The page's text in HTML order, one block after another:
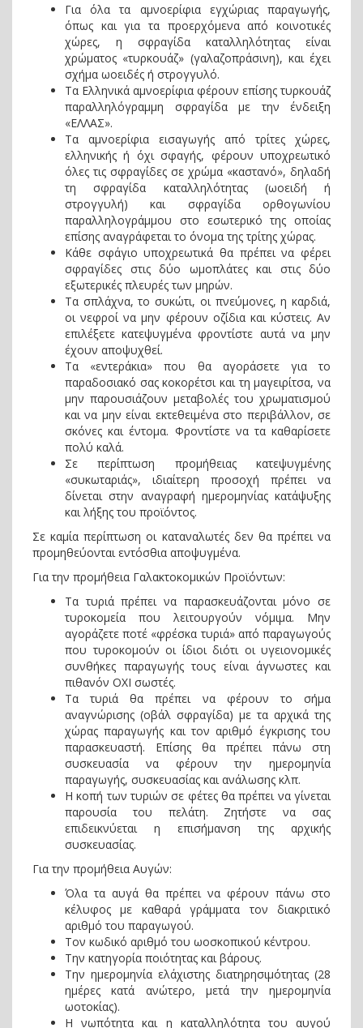
Για όλα τα αμνοερίφια εγχώριας παραγωγής,
όπως και για τα προερχόμενα από κοινοτικές
χώρες, η σφραγίδα καταλληλότητας είναι
χρώματος «τυρκουάζ» (γαλαζοπράσινη), και έχει
σχήμα ωοειδές ή στρογγυλό.
Τα Ελληνικά αμνοερίφια φέρουν επίσης τυρκουάζ
παραλληλόγραμμη σφραγίδα με την ένδειξη
«ΕΛΛΑΣ».
Τα αμνοερίφια εισαγωγής από τρίτες χώρες,
ελληνικής ή όχι σφαγής, φέρουν υποχρεωτικό
όλες τις σφραγίδες σε χρώμα «καστανό», δηλαδή
τη σφραγίδα καταλληλότητας (ωοειδή ή
στρογγυλή) και σφραγίδα ορθογωνίου
παραλληλογράμμου στο εσωτερικό της οποίας
επίσης αναγράφεται το όνομα της τρίτης χώρας.
Κάθε σφάγιο υποχρεωτικά θα πρέπει να φέρει
σφραγίδες στις δύο ωμοπλάτες και στις δύο
εξωτερικές πλευρές των μηρών.
Τα σπλάχνα, το συκώτι, οι πνεύμονες, η καρδιά,
οι νεφροί να μην φέρουν οζίδια και κύστεις. Αν
επιλέξετε κατεψυγμένα φροντίστε αυτά να μην
έχουν αποψυχθεί.
Τα «εντεράκια» που θα αγοράσετε για το
παραδοσιακό σας κοκορέτσι και τη μαγειρίτσα, να
μην παρουσιάζουν μεταβολές του χρωματισμού
και να μην είναι εκτεθειμένα στο περιβάλλον, σε
σκόνες και έντομα. Φροντίστε να τα καθαρίσετε
πολύ καλά.
Σε περίπτωση προμήθειας κατεψυγμένης
«συκωταριάς», ιδιαίτερη προσοχή πρέπει να
δίνεται στην αναγραφή ημερομηνίας κατάψυξης
και λήξης του προϊόντος.
Σε καμία περίπτωση οι καταναλωτές δεν θα πρέπει να
προμηθεύονται εντόσθια αποψυγμένα.
Για την προμήθεια Γαλακτοκομικών Προϊόντων:
Τα τυριά πρέπει να παρασκευάζονται μόνο σε
τυροκομεία που λειτουργούν νόμιμα. Μην
αγοράζετε ποτέ «φρέσκα τυριά» από παραγωγούς
που τυροκομούν οι ίδιοι διότι οι υγειονομικές
συνθήκες παραγωγής τους είναι άγνωστες και
πιθανόν ΟΧΙ σωστές.
Τα τυριά θα πρέπει να φέρουν το σήμα
αναγνώρισης (οβάλ σφραγίδα) με τα αρχικά της
χώρας παραγωγής και τον αριθμό έγκρισης του
παρασκευαστή. Επίσης θα πρέπει πάνω στη
συσκευασία να φέρουν την ημερομηνία
παραγωγής, συσκευασίας και ανάλωσης κλπ.
H κοπή των τυριών σε φέτες θα πρέπει να γίνεται
παρουσία του πελάτη. Ζητήστε να σας
επιδεικνύεται η επισήμανση της αρχικής
συσκευασίας.
Για την προμήθεια Αυγών:
Όλα τα αυγά θα πρέπει να φέρουν πάνω στο
κέλυφος με καθαρά γράμματα τον διακριτικό
αριθμό του παραγωγού.
Τον κωδικό αριθμό του ωοσκοπικού κέντρου.
Την κατηγορία ποιότητας και βάρους.
Την ημερομηνία ελάχιστης διατηρησιμότητας (28
ημέρες κατά ανώτερο, μετά την ημερομηνία
ωοτοκίας).
H νωπότητα και η καταλληλότητα του αυγού